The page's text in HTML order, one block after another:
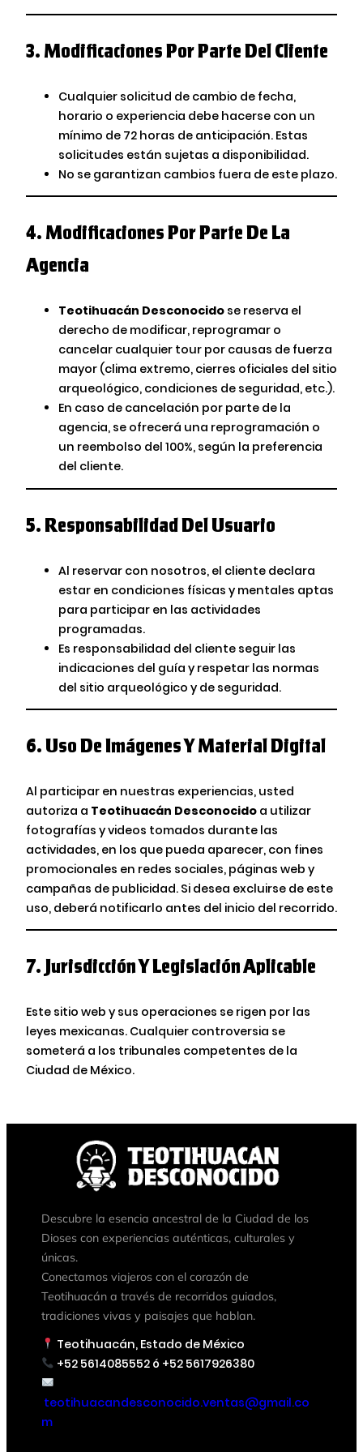
3. Modificaciones Por Parte Del Cliente
Cualquier solicitud de cambio de fecha,
horario o experiencia debe hacerse con un
mínimo de 72 horas de anticipación. Estas
solicitudes están sujetas a disponibilidad.
No se garantizan cambios fuera de este plazo.
4. Modificaciones Por Parte De La
Agencia
Teotihuacán Desconocido se reserva el
derecho de modificar, reprogramar o
cancelar cualquier tour por causas de fuerza
mayor (clima extremo, cierres oficiales del sitio
arqueológico, condiciones de seguridad, etc.).
En caso de cancelación por parte de la
agencia, se ofrecerá una reprogramación o
un reembolso del 100%, según la preferencia
del cliente.
5. Responsabilidad Del Usuario
Al reservar con nosotros, el cliente declara
estar en condiciones físicas y mentales aptas
para participar en las actividades
programadas.
Es responsabilidad del cliente seguir las
indicaciones del guía y respetar las normas
del sitio arqueológico y de seguridad.
6.Uso De Imágenes Y Material Digital
Al participar en nuestras experiencias, usted
autoriza a Teotihuacán Desconocido a utilizar
fotografías y videos tomados durante las
actividades, en los que pueda aparecer, con fines
promocionales en redes sociales, páginas web y
campañas de publicidad. Si desea excluirse de este
uso, deberá notificarlo antes del inicio del recorrido.
7.Jurisdicción Y Legislación Aplicable
Este sitio web y sus operaciones se rigen por las
leyes mexicanas. Cualquier controversia se
someterá a los tribunales competentes de la
Ciudad de México.
Descubre la esencia ancestral de la Ciudad de los
Dioses con experiencias auténticas, culturales y
únicas.
Conectamos viajeros con el corazón de
Teotihuacán a través de recorridos guiados,
tradiciones vivas y paisajes que hablan.
Teotihuacán, Estado de México
+52 5614085552 ó +52 5617926380
teotihuacandesconocido.ventas@gmail.co
m